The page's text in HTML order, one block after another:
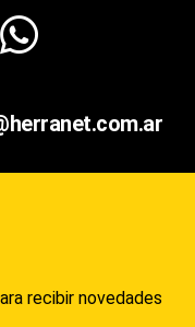
recibir novedades